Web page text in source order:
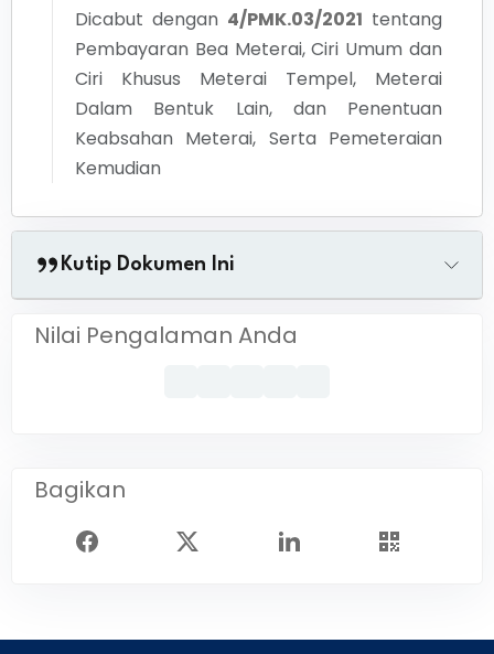
Dicabut dengan 4/PMK.03/2021 tentang
Pembayaran Bea Meterai, Ciri Umum dan
Ciri Khusus Meterai Tempel, Meterai
Dalam Bentuk Lain, dan Penentuan
Keabsahan Meterai, Serta Pemeteraian
Kemudian
Kutip Dokumen Ini
Nilai Pengalaman Anda
Bagikan